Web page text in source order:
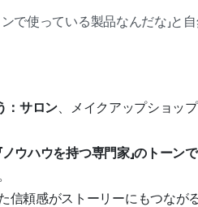
で使っている製品なんだな」と
：サロン、メイクアップショッ
ウハウを持つ専門家」のトーン
信頼感がストーリーにもつなが